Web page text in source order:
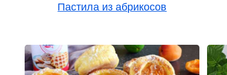
Пастила из абрикосов